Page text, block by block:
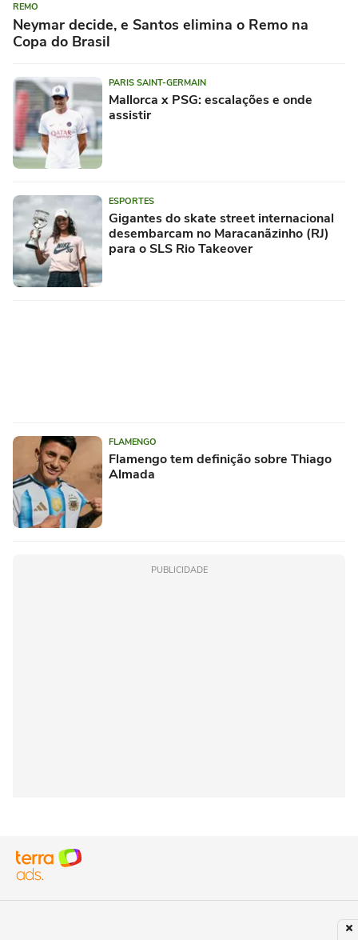
REMO
Neymar decide, e Santos elimina o Remo na
Copa do Brasil
PARIS SAINT-GERMAIN
Mallorca x PSG: escalações e onde
assistir
ESPORTES
Gigantes do skate street internacional
desembarcam no Maracanãzinho (RJ)
para o SLS Rio Takeover
FLAMENGO
Flamengo tem definição sobre Thiago
Almada
PUBLICIDADE